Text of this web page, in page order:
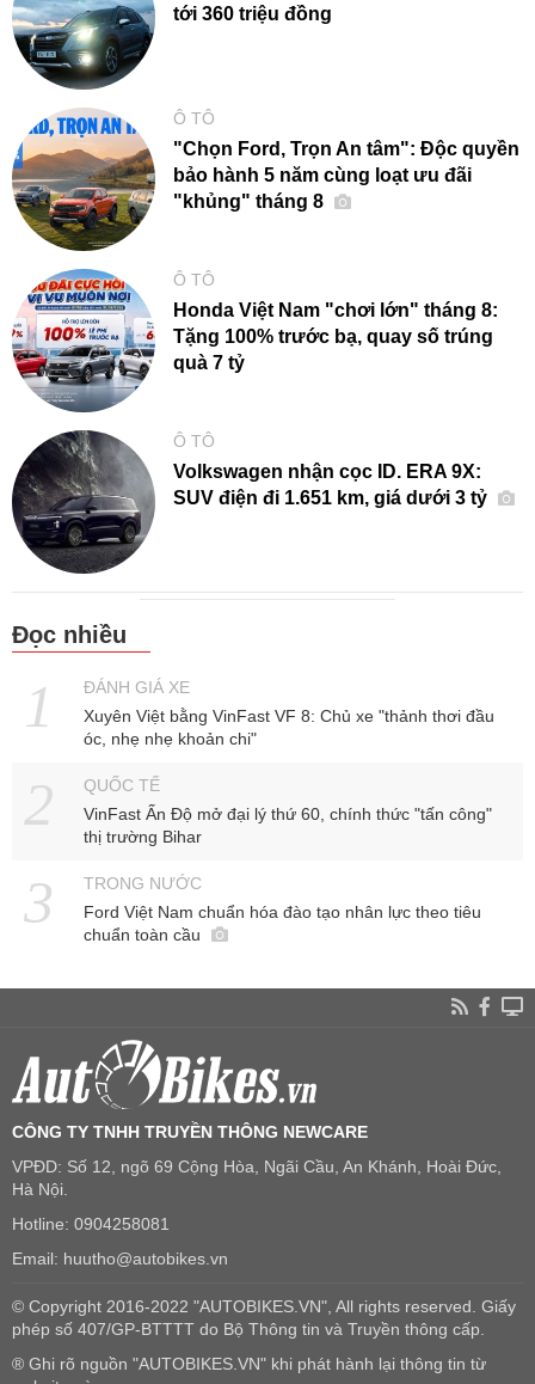
tới 360 triệu đồng
Ô TÔ
"Chọn Ford, Trọn An tâm": Độc quyền
bảo hành 5 năm cùng loạt ưu đãi
"khủng" tháng 8
Ô TÔ
Honda Việt Nam "chơi lớn" tháng 8:
Tặng 100% trước bạ, quay số trúng
quà 7 tỷ
Ô TÔ
Volkswagen nhận cọc ID. ERA 9X:
SUV điện đi 1.651 km, giá dưới 3 tỷ
Đọc nhiều
ĐÁNH GIÁ XE
Xuyên Việt bằng VinFast VF 8: Chủ xe "thảnh thơi đầu
óc, nhẹ nhẹ khoản chi"
QUỐC TẾ
VinFast Ấn Độ mở đại lý thứ 60, chính thức "tấn công"
thị trường Bihar
TRONG NƯỚC
Ford Việt Nam chuẩn hóa đào tạo nhân lực theo tiêu
chuẩn toàn cầu
CÔNG TY TNHH TRUYỀN THÔNG NEWCARE
VPĐD: Số 12, ngõ 69 Cộng Hòa, Ngãi Cầu, An Khánh, Hoài Đức,
Hà Nội.
Hotline: 0904258081
Email: huutho@autobikes.vn
© Copyright 2016-2022 "AUTOBIKES.VN", All rights reserved. Giấy
phép số 407/GP-BTTTT do Bộ Thông tin và Truyền thông cấp.
® Ghi rõ nguồn "AUTOBIKES.VN" khi phát hành lại thông tin từ